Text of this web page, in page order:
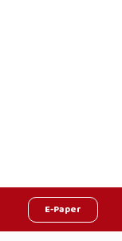
E-Paper